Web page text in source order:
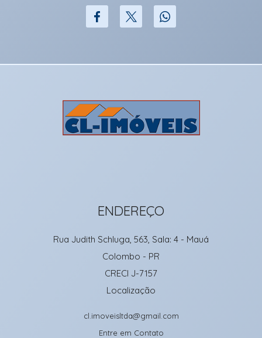
ENDEREÇO
Rua Judith Schluga, 563, Sala: 4 - Mauá
Colombo - PR
CRECI J-7157
Localização
cl.imoveisltda@gmail.com
Entre em Contato